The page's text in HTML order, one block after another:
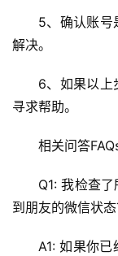
维
5、确认账号
解决。
6、如果以上
寻求帮助。
相关问答
Q1: 我检查
到朋友的微信状态
A1: 如果你